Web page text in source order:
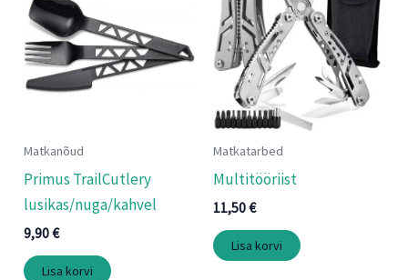
Matkanõud
Primus TrailCutlery
lusikas/nuga/kahvel
9,90€
Lisa korvi
Matkatarbed
Multitööriist
11,50€
Lisa korvi